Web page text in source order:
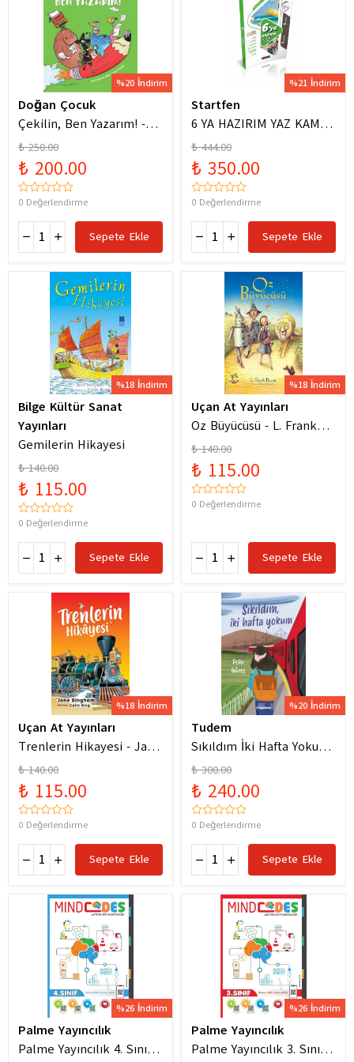
%20 İndirim
Doğan Çocuk
Çekilin, Ben Yazarım! -
Anıl Basılı
₺ 250.00
₺ 200.00
0 Değerlendirme
Sepete Ekle
%21 İndirim
Startfen
6 YA HAZIRIM YAZ KAMPI
FÖYLERİ
₺ 444.00
₺ 350.00
0 Değerlendirme
Sepete Ekle
%18 İndirim
Bilge Kültür Sanat
Yayınları
Gemilerin Hikayesi
₺ 140.00
₺ 115.00
0 Değerlendirme
Sepete Ekle
%18 İndirim
Uçan At Yayınları
Oz Büyücüsü - L. Frank
Baum
₺ 140.00
₺ 115.00
0 Değerlendirme
Sepete Ekle
%18 İndirim
Uçan At Yayınları
Trenlerin Hikayesi - Jane
Bingham
₺ 140.00
₺ 115.00
0 Değerlendirme
Sepete Ekle
%20 İndirim
Tudem
Sıkıldım İki Hafta Yokum
Pelin Güneş
₺ 300.00
₺ 240.00
0 Değerlendirme
Sepete Ekle
%26 İndirim
Palme Yayıncılık
Palme Yayıncılık 4. Sınıf
%26 İndirim
Palme Yayıncılık
Palme Yayıncılık 3. Sınıf